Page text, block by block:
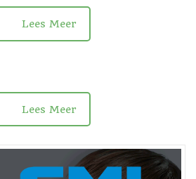
Lees Meer
Lees Meer